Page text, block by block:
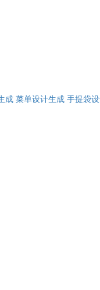
成 菜单设计生成 手提袋